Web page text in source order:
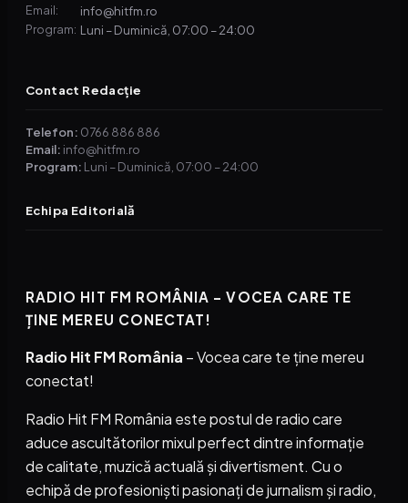
Email: info@hitfm.ro
Program: Luni – Duminică, 07:00 – 24:00
Contact Redacție
Telefon: 0766 886 886
Email: info@hitfm.ro
Program: Luni – Duminică, 07:00 – 24:00
Echipa Editorială
RADIO HIT FM ROMÂNIA – VOCEA CARE TE
ȚINE MEREU CONECTAT!
Radio Hit FM România – Vocea care te ține mereu
conectat!
Radio Hit FM România este postul de radio care
aduce ascultătorilor mixul perfect dintre informație
de calitate, muzică actuală și divertisment. Cu o
echipă de profesioniști pasionați de jurnalism și radio,